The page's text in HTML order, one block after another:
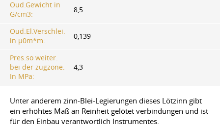
Oud.Gewicht in
G/cm3:
8,5
Oud.El.Verschlei.
in µ0m*m:
0,139
Pres.so weiter.
bei der zugzone.
In MPa:
4,3
Unter anderem zinn-Blei-Legierungen dieses Lötzinn gibt
ein erhöhtes Maß an Reinheit gelötet verbindungen und ist
für den Einbau verantwortlich Instrumentes.